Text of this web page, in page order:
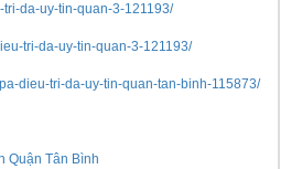
da-uy-tin-quan-3-121193/
tri-da-uy-tin-quan-3-121193/
dieu-tri-da-uy-tin-quan-tan-binh-115873/
Quận Tân Bình